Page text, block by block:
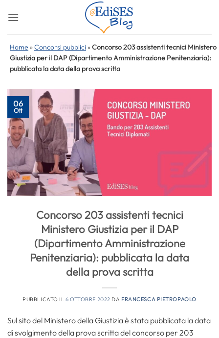
Home »Concorsi pubblici »Concorso 203 assistenti tecnici Ministero
Giustizia per il DAP (Dipartimento Amministrazione Penitenziaria):
pubblicata la data della prova scritta
06
Ott
Concorso 203 assistenti tecnici
Ministero Giustizia per il DAP
(Dipartimento Amministrazione
Penitenziaria): pubblicata la data
della prova scritta
PUBBLICATO IL 6 OTTOBRE 2022 DA FRANCESCA PIETROPAOLO
Sul sito del Ministero della Giustizia è stata pubblicata la data
di svolgimento della prova scritta del concorso per 203